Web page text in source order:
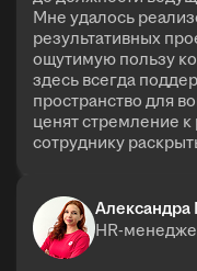
Мне удалось
результативных
ощутимую пользу
здесь всегда
пространство для
ценят стремление
сотруднику
HR-